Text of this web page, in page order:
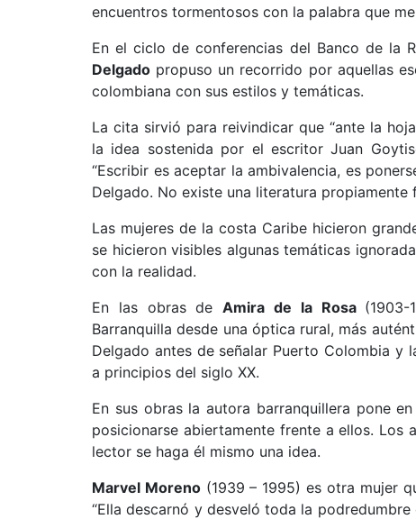
encuentros tormentosos con la palabra que
En el ciclo de conferencias del Banco de la
Delgado propuso un recorrido por aquellas
colombiana con sus estilos y temáticas.
La cita sirvió para reivindicar que “ante la
la idea sostenida por el escritor Juan
“Escribir es aceptar la ambivalencia, es
Delgado. No existe una literatura propiamente
Las mujeres de la costa Caribe hicieron
se hicieron visibles algunas temáticas
con la realidad.
En las obras deAmira de la Rosa
Barranquilla desde una óptica rural, más
Delgado antes de señalar Puerto Colombia y
a principios del siglo XX.
En sus obras la autora barranquillera pone
posicionarse abiertamente frente a ellos.
lector se haga él mismo una idea.
Marvel Moreno(1939 – 1995) es otra mujer
“Ella descarnó y desveló toda la